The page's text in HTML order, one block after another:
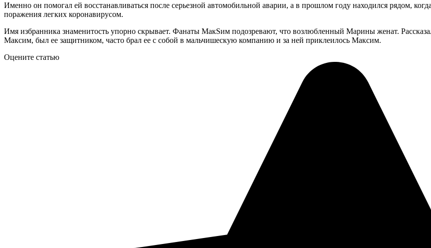
Именно он помогал ей восстанавливаться после серьезной автомобильной аварии, а в прошлом году находился рядом,
поражения легких коронавирусом.
Имя избранника знаменитость упорно скрывает. Фанаты МакSим подозревают, что возлюбленный Марины женат.
Максим, был ее защитником, часто брал ее с собой в мальчишескую компанию и за ней приклеилось Максим.
Оцените статью